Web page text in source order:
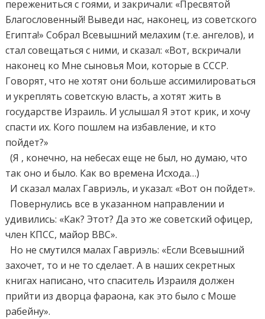
пережениться с гоями, и закричали: «Пресвятой
Благословенный! Выведи нас, наконец, из советского
Египта!» Собрал Всевышний мелахим (т.е. ангелов), и
стал совещаться с ними, и сказал: «Вот, вскричали
наконец ко Мне сыновья Мои, которые в СССР.
Говорят, что не хотят они больше ассимилироваться
и укреплять советскую власть, а хотят жить в
государстве Израиль. И услышал Я этот крик, и хочу
спасти их. Кого пошлем на избавление, и кто
пойдет?»
(Я , конечно, на небесах еще не был, но думаю, что
так оно и было. Как во времена Исхода…)
И сказал малах Гавриэль, и указал: «Вот он пойдет».
Повернулись все в указанном направлении и
удивились: «Как? Этот? Да это же советский офицер,
член КПСС, майор ВВС».
Но не смутился малах Гавриэль: «Если Всевышний
захочет, то и не то сделает. А в наших секретных
книгах написано, что спаситель Израиля должен
прийти из дворца фараона, как это было с Моше
рабейну».